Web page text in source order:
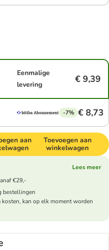
Eenmalige
levering
€ 9,39
-7% € 8,73
aan
Toevoegen aan
winkelwagen
Lees meer
€29,-
bestellingen
kosten, kan op elk moment worden